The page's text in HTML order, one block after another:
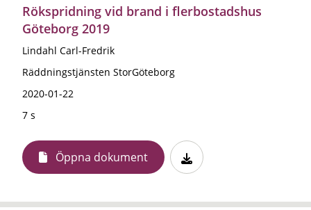
Rökspridning vid brand i flerbostadshus
Göteborg 2019
Lindahl Carl-Fredrik
Räddningstjänsten StorGöteborg
2020-01-22
7 s
Öppna dokument